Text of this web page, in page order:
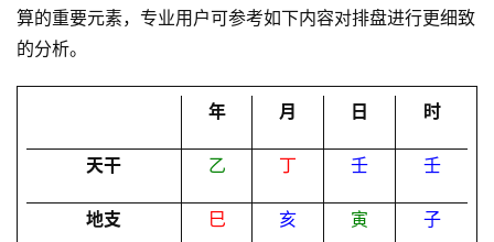
黄
历
卜
算的重要元素，专业用户可参考如下内容对排盘进行更细致
的分析。
年 月 日 时
天干 乙 丁 壬 壬
地支 巳 亥 寅 子